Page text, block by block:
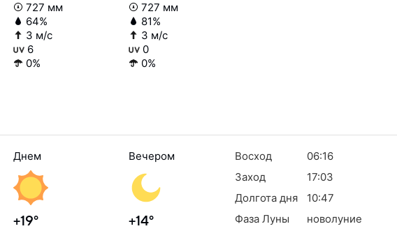
727 мм
64%
3 м/с
6
0%
727 мм
81%
3 м/с
0
0%
Днем
+19°
Вечером
+14°
Восход
06:16
Заход
17:03
Долгота дня
10:47
Фаза Луны
новолуние